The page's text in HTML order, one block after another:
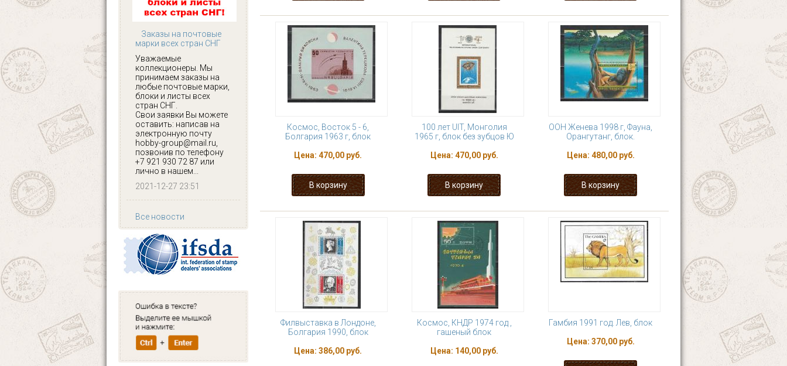
Заказы на почтовые
марки всех стран СНГ
Уважаемые
коллекционеры. Мы
принимаем заказы на
любые почтовые марки,
блоки и листы всех
стран СНГ.
Свои заявки Вы можете
оставить: написав на
электронную почту
hobby-group@mail.ru,
позвонив по телефону
+7 921 930 72 87 или
лично в нашем...
2021-12-27 23:51
Все новости
Космос, Восток 5 - 6,
Болгария 1963 г, блок
Цена: 470,00 руб.
100 лет UIT, Монголия
1965 г, блок без зубцов Ю
Цена: 470,00 руб.
ООН Женева 1998 г, Фауна,
Орангутанг, блок.
Цена: 480,00 руб.
Филвыставка в Лондоне,
Болгария 1990, блок
Цена: 386,00 руб.
Космос, КНДР 1974 год ,
гашеный блок
Цена: 140,00 руб.
Гамбия 1991 год. Лев, блок
Цена: 370,00 руб.